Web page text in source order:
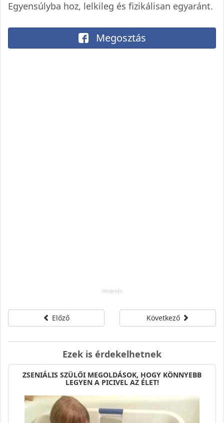
Egyensúlyba hoz, lelkileg és fizikálisan egyaránt.
Megosztás
Előző Következő
Ezek is érdekelhetnek
ZSENIÁLIS SZÜLŐI MEGOLDÁSOK, HOGY KÖNNYEBB
LEGYEN A PICIVEL AZ ÉLET!